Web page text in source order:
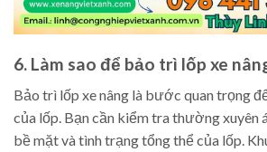
6. Làm sao để bảo trì lốp xe
Bảo trì lốp xe nâng là bước quan trọng
của lốp. Bạn cần kiểm tra thường xuyên
bề mặt và tình trạng tổng thể của lốp.